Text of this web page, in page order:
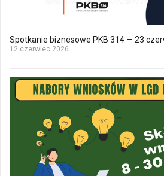
Spotkanie biznesowe PKB 314 — 23
12 czerwiec 2026